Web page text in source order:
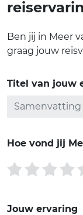
Ben jij in Meer
graag jouw
Titel van jouw
Hoe vond jij
Jouw ervaring